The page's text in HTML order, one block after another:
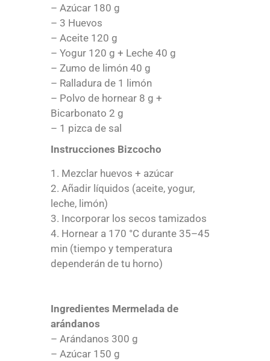
– Azúcar 180 g
– 3 Huevos
– Aceite 120 g
– Yogur 120 g + Leche 40 g
– Zumo de limón 40 g
– Ralladura de 1 limón
– Polvo de hornear 8 g +
Bicarbonato 2 g
– 1 pizca de sal
Instrucciones Bizcocho
Mezclar huevos + azúcar
Añadir líquidos (aceite, yogur,
leche, limón)
Incorporar los secos tamizados
Hornear a 170 °C durante 35–45
min (tiempo y temperatura
dependerán de tu horno)
Ingredientes Mermelada de
arándanos
– Arándanos 300 g
– Azúcar 150 g